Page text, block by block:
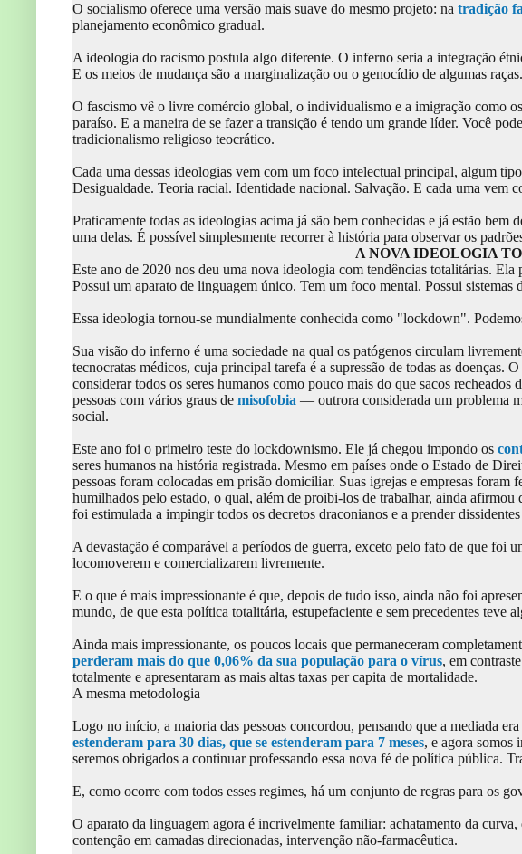
O socialismo oferece uma versão mais suave do mesmo projeto: na tradição
planejamento econômico gradual.
A ideologia do racismo postula algo diferente. O inferno seria a integração
E os meios de mudança são a marginalização ou o genocídio de algumas raças.
O fascismo vê o livre comércio global, o individualismo e a imigração como
paraíso. E a maneira de se fazer a transição é tendo um grande líder. Você
tradicionalismo religioso teocrático.
Cada uma dessas ideologias vem com um foco intelectual principal, algum
Desigualdade. Teoria racial. Identidade nacional. Salvação. E cada uma vem
Praticamente todas as ideologias acima já são bem conhecidas e já estão
uma delas. É possível simplesmente recorrer à história para observar os
A NOVA IDEOLOGIA
Este ano de 2020 nos deu uma nova ideologia com tendências totalitárias.
Possui um aparato de linguagem único. Tem um foco mental. Possui sistemas
Essa ideologia tornou-se mundialmente conhecida como "lockdown".
Sua visão do inferno é uma sociedade na qual os patógenos circulam
tecnocratas médicos, cuja principal tarefa é a supressão de todas as doenças.
considerar todos os seres humanos como pouco mais do que sacos recheados
pessoas com vários graus de misofobia — outrora considerada um problema
social.
Este ano foi o primeiro teste do lockdownismo. Ele já chegou impondo os
seres humanos na história registrada. Mesmo em países onde o Estado de
pessoas foram colocadas em prisão domiciliar. Suas igrejas e empresas foram
humilhados pelo estado, o qual, além de proibi-los de trabalhar, ainda
foi estimulada a impingir todos os decretos draconianos e a prender
A devastação é comparável a períodos de guerra, exceto pelo fato de que foi
locomoverem e comercializarem livremente.
E o que é mais impressionante é que, depois de tudo isso, ainda não foi
mundo, de que esta política totalitária, estupefaciente e sem precedentes
Ainda mais impressionante, os poucos locais que permaneceram
perderam mais do que 0,06% da sua população para o vírus, em
totalmente e apresentaram as mais altas taxas per capita de mortalidade.
A mesma metodologia
Logo no início, a maioria das pessoas concordou, pensando que a mediada
estenderam para 30 dias, que se estenderam para 7 meses, e agora somos
seremos obrigados a continuar professando essa nova fé de política pública.
E, como ocorre com todos esses regimes, há um conjunto de regras para os
O aparato da linguagem agora é incrivelmente familiar: achatamento da
contenção em camadas direcionadas, intervenção não-farmacêutica.